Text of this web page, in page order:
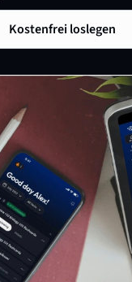
Kostenfrei loslegen